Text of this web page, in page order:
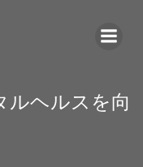
ルヘルスを向